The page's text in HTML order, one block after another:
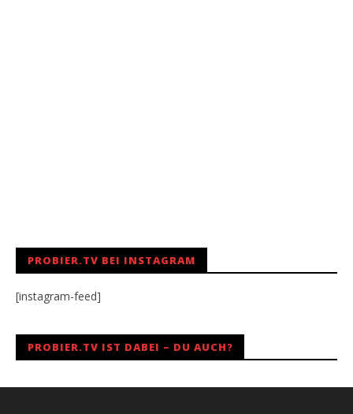
PROBIER.TV BEI INSTAGRAM
[instagram-feed]
PROBIER.TV IST DABEI – DU AUCH?